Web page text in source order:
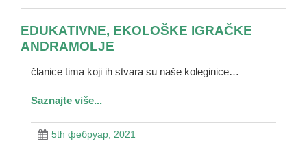
EDUKATIVNE, EKOLOŠKE IGRAČKE
ANDRAMOLJE
članice tima koji ih stvara su naše koleginice…
Saznajte više...
5th фебруар, 2021